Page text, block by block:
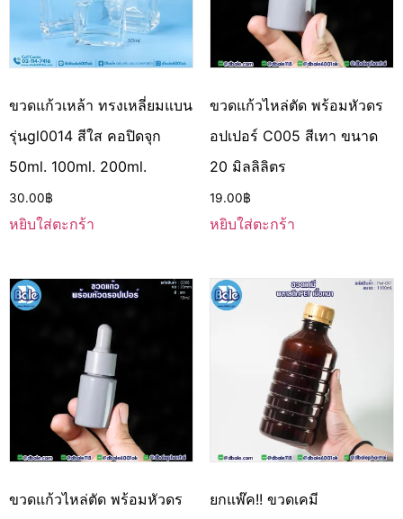
ขวดแก้วเหล้า ทรงเหลี่ยมแบน
รุ่นgl0014 สีใส คอปิดจุก
50ml. 100ml. 200ml.
30.00฿
หยิบใส่ตะกร้า
ขวดแก้วไหล่ตัด พร้อมหัวดร
อปเปอร์ C005 สีเทา ขนาด
20 มิลลิลิตร
19.00฿
หยิบใส่ตะกร้า
ขวดแก้วไหล่ตัด พร้อมหัวดร
ยกแพ๊ค!! ขวดเคมี